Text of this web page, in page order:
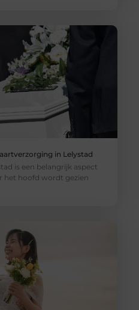
in Lelystad
is een belangrijk aspect
het hoofd wordt gezien